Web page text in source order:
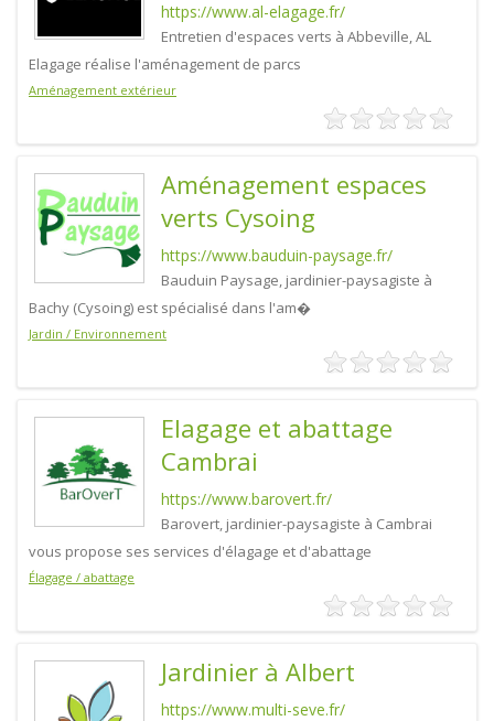
https://www.al-elagage.fr/
Entretien d'espaces verts à Abbeville, AL
Elagage réalise l'aménagement de parcs
Aménagement extérieur
Aménagement espaces
verts Cysoing
https://www.bauduin-paysage.fr/
Bauduin Paysage, jardinier-paysagiste à
Bachy (Cysoing) est spécialisé dans l'am�
Jardin / Environnement
Elagage et abattage
Cambrai
https://www.barovert.fr/
Barovert, jardinier-paysagiste à Cambrai
vous propose ses services d'élagage et d'abattage
Élagage / abattage
Jardinier à Albert
https://www.multi-seve.fr/